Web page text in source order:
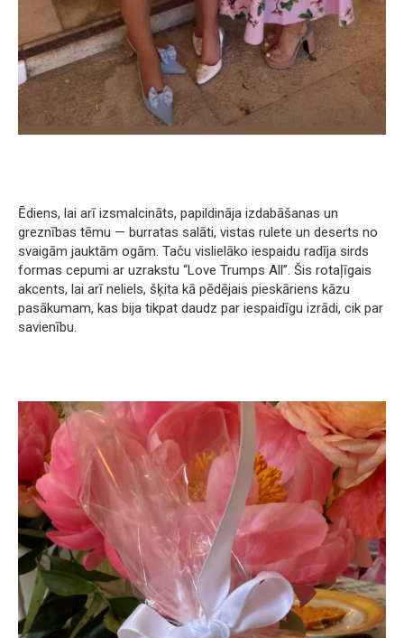
Ēdiens, lai arī izsmalcināts, papildināja izdabāšanas un
greznības tēmu — burratas salāti, vistas rulete un deserts no
svaigām jauktām ogām. Taču vislielāko iespaidu radīja sirds
formas cepumi ar uzrakstu “Love Trumps All”. Šis rotaļīgais
akcents, lai arī neliels, šķita kā pēdējais pieskāriens kāzu
pasākumam, kas bija tikpat daudz par iespaidīgu izrādi, cik par
savienību.